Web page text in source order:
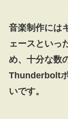
音楽制作には
ェースといっ
め、十分な数
Thunderbolt
いです。